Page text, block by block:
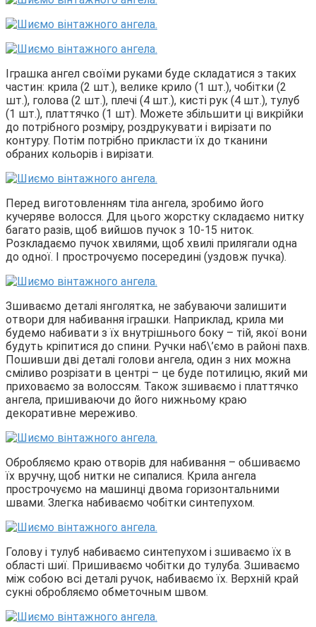
Іграшка ангел своїми руками буде складатися з таких
частин: крила (2 шт.), велике крило (1 шт.), чобітки (2
шт.), голова (2 шт.), плечі (4 шт.), кисті рук (4 шт.), тулуб
(1 шт.), платтячко (1 шт). Можете збільшити ці викрійки
до потрібного розміру, роздрукувати і вирізати по
контуру. Потім потрібно прикласти їх до тканини
обраних кольорів і вирізати.
Перед виготовленням тіла ангела, зробимо його
кучеряве волосся. Для цього жорстку складаємо нитку
багато разів, щоб вийшов пучок з 10-15 ниток.
Розкладаємо пучок хвилями, щоб хвилі прилягали одна
до одної. І прострочуємо посередині (уздовж пучка).
Зшиваємо деталі янголятка, не забуваючи залишити
отвори для набивання іграшки. Наприклад, крила ми
будемо набивати з їх внутрішнього боку – тій, якої вони
будуть кріпитися до спини. Ручки наб\’ємо в районі пахв.
Пошивши дві деталі голови ангела, один з них можна
сміливо розрізати в центрі – це буде потилицю, який ми
приховаємо за волоссям. Також зшиваємо і платтячко
ангела, пришиваючи до його нижньому краю
декоративне мереживо.
Обробляємо краю отворів для набивання – обшиваємо
їх вручну, щоб нитки не сипалися. Крила ангела
прострочуємо на машинці двома горизонтальними
швами. Злегка набиваємо чобітки синтепухом.
Голову і тулуб набиваємо синтепухом і зшиваємо їх в
області шиї. Пришиваємо чобітки до тулуба. Зшиваємо
між собою всі деталі ручок, набиваємо їх. Верхній край
сукні обробляємо обметочным швом.